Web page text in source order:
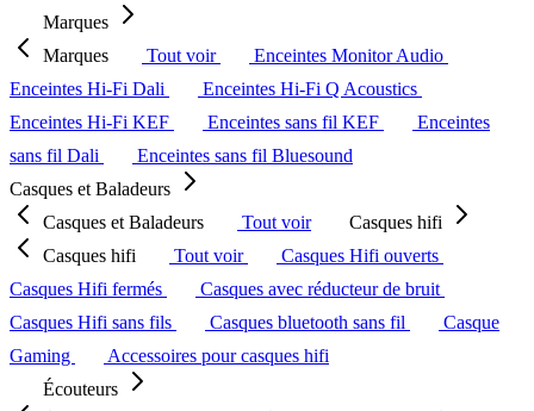
Marques
Marques
Tout voir
Enceintes Monitor Audio
Enceintes Hi-Fi Dali
Enceintes Hi-Fi Q Acoustics
Enceintes Hi-Fi KEF
Enceintes sans fil KEF
Enceintes
sans fil Dali
Enceintes sans fil Bluesound
Casques et Baladeurs
Casques et Baladeurs
Tout voir
Casques hifi
Casques hifi
Tout voir
Casques Hifi ouverts
Casques Hifi fermés
Casques avec réducteur de bruit
Casques Hifi sans fils
Casques bluetooth sans fil
Casque
Gaming
Accessoires pour casques hifi
Écouteurs